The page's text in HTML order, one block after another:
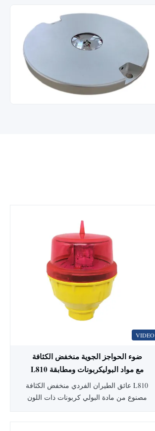
VIDEO
ضوء الحواجز الجوية منخفض الكثافة
L810 مع مواد البوليكربونات ومطابقة
المرفق 14 لمنظمة الطيران المدني
الدولي
عائق الطيران الفردي منخفض الكثافة L810
مصنوع من مادة البولي كربونات ذات اللون